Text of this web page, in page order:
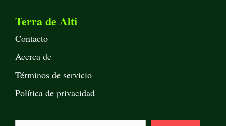
Terra de Alti
Contacto
Acerca de
Términos de servicio
Política de privacidad